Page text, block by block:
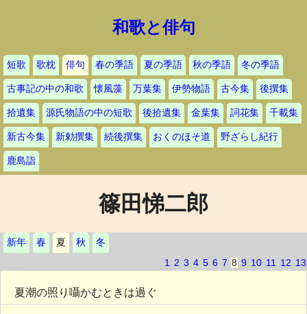
和歌と俳句
短歌 歌枕 俳句 春の季語 夏の季語 秋の季語 冬の季語
古事記の中の和歌 懐風藻 万葉集 伊勢物語 古今集 後撰集
拾遺集 源氏物語の中の短歌 後拾遺集 金葉集 詞花集 千載集
新古今集 新勅撰集 続後撰集 おくのほそ道 野ざらし紀行
鹿島詣
篠田悌二郎
新年 春 夏 秋
冬
1 2 3 4 5 6 7 8 9 10 11 12 13
夏潮の照り囁かむときは過ぐ